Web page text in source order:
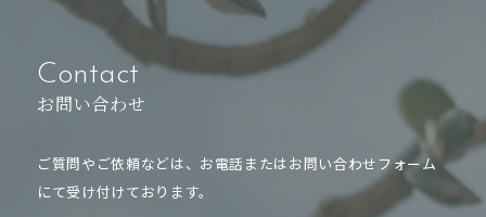
Contact
お問い合わせ
ご質問やご依頼などは、お電話またはお問い合わせフォーム
にて受け付けております。